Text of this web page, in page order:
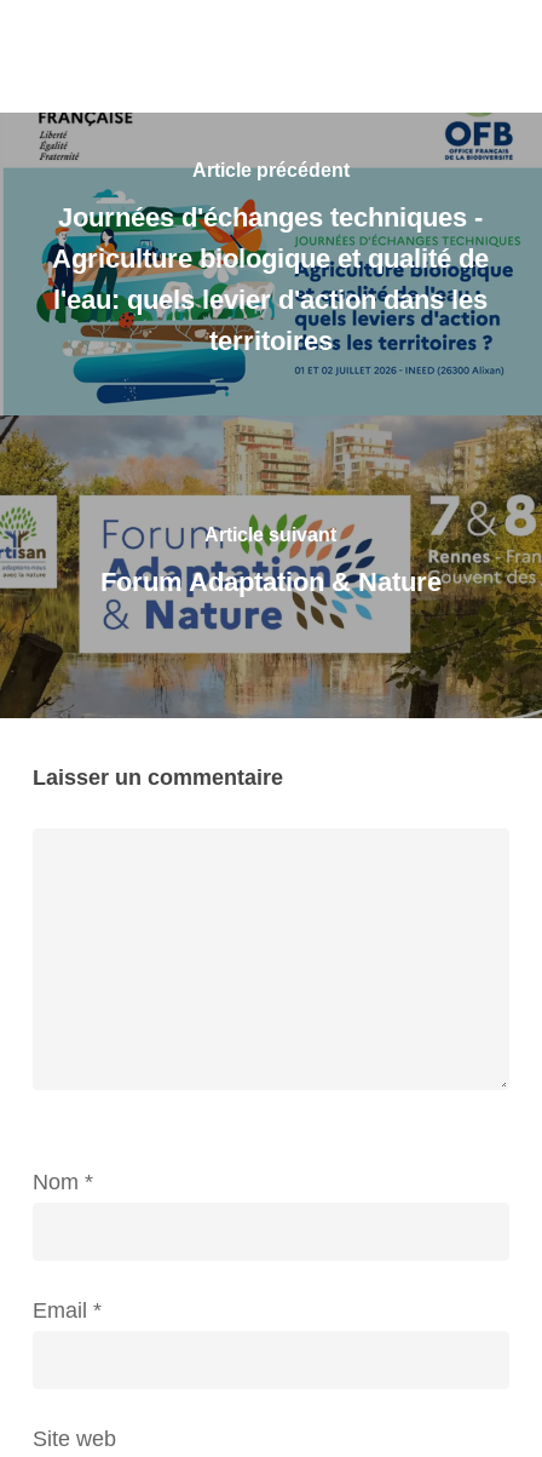
Article précédent
Journées d'échanges techniques -
Agriculture biologique et qualité de
l'eau: quels levier d'action dans les
territoires
Article suivant
Forum Adaptation & Nature
Laisser un commentaire
Nom *
Email *
Site web